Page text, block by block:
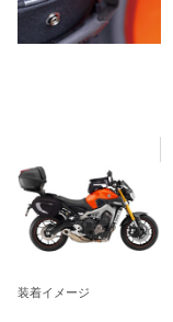
装着イメージ